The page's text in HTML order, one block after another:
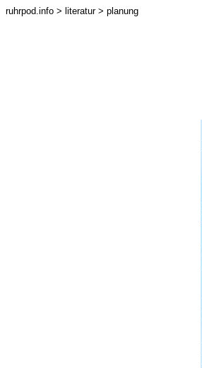
ruhrpod.info > literatur > planung